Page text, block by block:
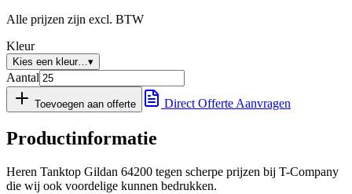
Alle prijzen zijn excl. BTW
Kleur
Kies een kleur… ▾
Aantal
Toevoegen aan offerte Direct Offerte Aanvragen
Productinformatie
Heren Tanktop Gildan 64200 tegen scherpe prijzen bij T-Company
die wij ook voordelige kunnen bedrukken.